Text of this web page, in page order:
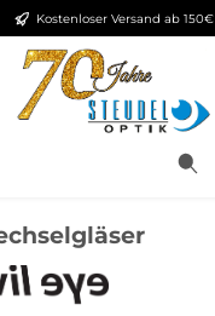
Kostenloser Versand ab 150€